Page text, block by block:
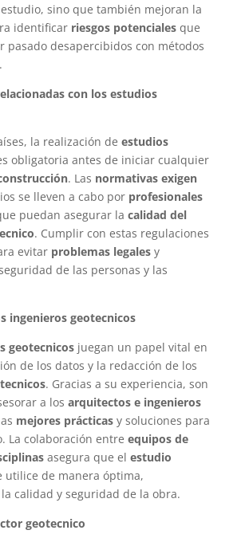
sino que también mejoran la
identificar riesgos potencialesque
pasado desapercibidos con métodos
con los estudios
la realización de estudios
obligatoria antes de iniciar cualquier
. Las normativas exigen
se lleven a cabo por profesionales
puedan asegurar la calidad del
. Cumplir con estas regulaciones
evitar problemas legalesy
de las personas y las
ingenieros geotecnicos
geotecnicosjuegan un papel vital en
de los datos y la redacción de los
. Gracias a su experiencia, son
a los arquitectos e ingenieros
mejores prácticasy soluciones para
La colaboración entre equipos de
asegura que el estudio
utilice de manera óptima,
calidad y seguridad de la obra.
geotecnico